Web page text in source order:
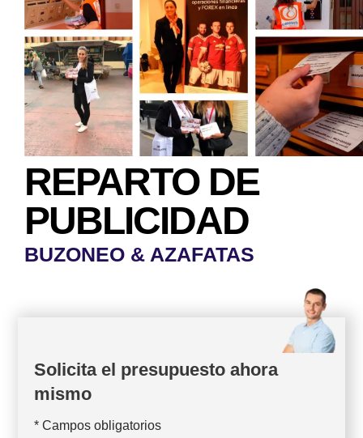
REPARTO DE
PUBLICIDAD
BUZONEO & AZAFATAS
Solicita el presupuesto ahora
mismo
* Campos obligatorios